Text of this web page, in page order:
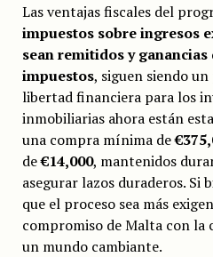
Las ventajas fiscales del
impuestos sobre ingresos
sean remitidos y
impuestos, siguen siendo
libertad financiera para los
inmobiliarias ahora están
una compra mínima de
de€14,000, mantenidos
asegurar lazos duraderos. Si
que el proceso sea más
compromiso de Malta con la
un mundo cambiante.